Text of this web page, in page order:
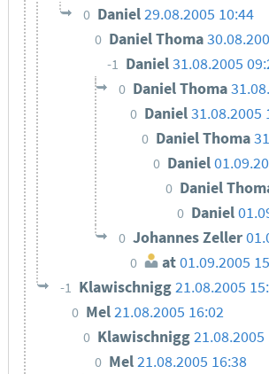
0 Daniel29.08.2005 10:44
0 Daniel Thoma
-1 Daniel31.08.2005
0 Daniel Thoma
0 Daniel31.08.2005
0 Daniel Thoma
0 Daniel
0 Daniel
0 Daniel
0 Johannes Zeller
0 at01.09.2005
-1 Klawischnigg21.08.2005
0 Mel21.08.2005 16:02
0 Klawischnigg21.08.2005
0 Mel21.08.2005 16:38